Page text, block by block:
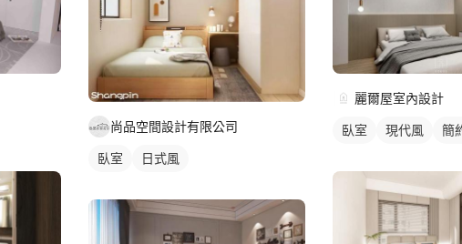
尚品空間設計有限公司
臥室 日式風
麗爾屋室內設計
臥室 現代風 簡